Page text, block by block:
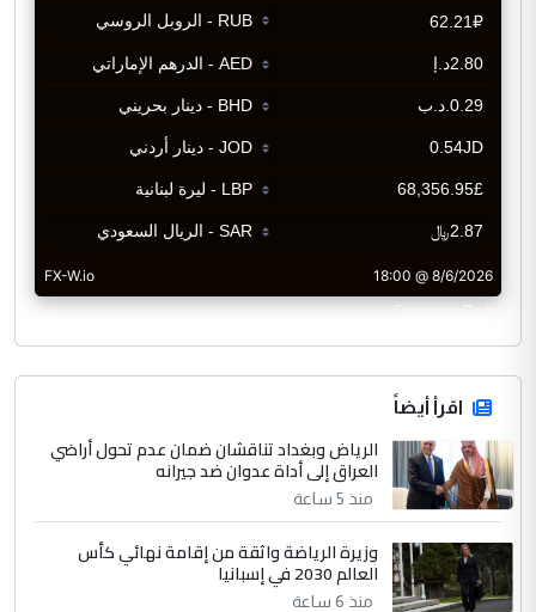
CurrencyRate
اقرأ أيضاً
الرياض وبغداد تناقشان ضمان عدم تحول أراضي
العراق إلى أداة عدوان ضد جيرانه
منذ 5 ساعة
وزيرة الرياضة واثقة من إقامة نهائي كأس
العالم 2030 في إسبانيا
منذ 6 ساعة